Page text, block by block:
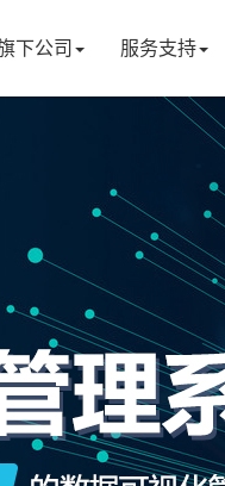
下公司 服务支持